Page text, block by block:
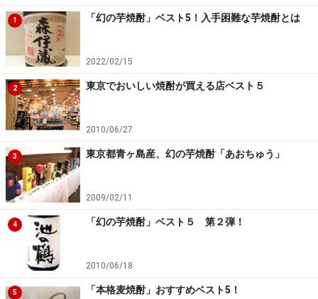
1 「幻の芋焼酎」ベスト5！入手困難な芋焼酎とは
2022/02/15
2 東京でおいしい焼酎が買える店ベスト５
2010/06/27
3 東京都青ヶ島産、幻の芋焼酎「あおちゅう」
2009/02/11
4 「幻の芋焼酎」ベスト５ 第２弾！
2010/06/18
5 「本格麦焼酎」おすすめベスト5！